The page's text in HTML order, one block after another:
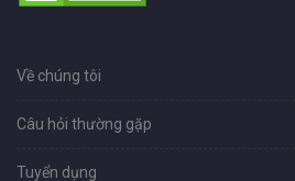
Về chúng tôi
Câu hỏi thường gặp
Tuyển dụng